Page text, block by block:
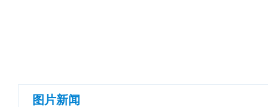
图片新闻